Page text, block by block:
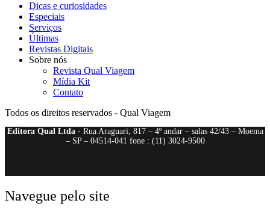
Dicas e curiosidades
Especiais
Serviços
Últimas
Revistas Digitais
Sobre nós
Revista Qual Viagem
Mídia Kit
Contato
Todos os direitos reservados - Qual Viagem
Editora Qual Ltda- Rua Araguari, 817 – 4º andar – salas 42/43 – Moema
– SP – 04514-041 fone : (11) 3024-9500
Navegue pelo site